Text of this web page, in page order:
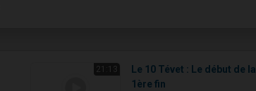
21:13
Le 10 Tévet : Le début de la
1ère fin